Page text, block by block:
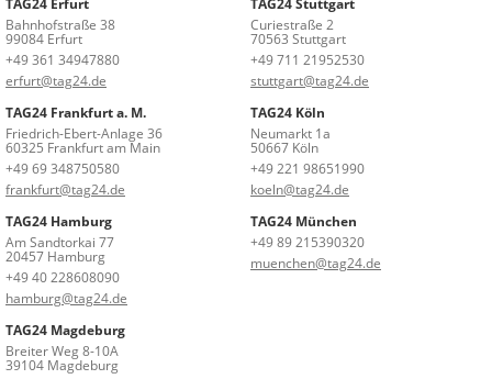
Bahnhofstraße 38
99084 Erfurt
+49 361 34947880
erfurt@tag24.de
Curiestraße 2
70563 Stuttgart
+49 711 21952530
stuttgart@tag24.de
TAG24 Frankfurt a. M.
Friedrich-Ebert-Anlage 36
60325 Frankfurt am Main
+49 69 348750580
frankfurt@tag24.de
TAG24 Köln
Neumarkt 1a
50667 Köln
+49 221 98651990
koeln@tag24.de
TAG24 Hamburg
Am Sandtorkai 77
20457 Hamburg
+49 40 228608090
hamburg@tag24.de
TAG24 München
+49 89 215390320
muenchen@tag24.de
TAG24 Magdeburg
Breiter Weg 8-10A
39104 Magdeburg